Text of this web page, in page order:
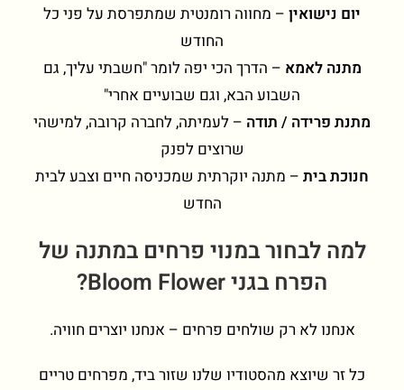
יום נישואין – מחווה רומנטית שמתפרסת על פני כל
החודש
מתנה לאמא – הדרך הכי יפה לומר "חשבתי עליך, גם
השבוע הבא, וגם שבועיים אחרי"
מתנת פרידה / תודה – לעמיתה, לחברה קרובה, למישהי
שרוצים לפנק
חנוכת בית – מתנה יוקרתית שמכניסה חיים וצבע לבית
החדש
למה לבחור במנוי פרחים במתנה של
הפרח בגני Bloom Flower?
אנחנו לא רק שולחים פרחים – אנחנו יוצרים חוויה.
כל זר שיוצא מהסטודיו שלנו שזור ביד, מפרחים טריים